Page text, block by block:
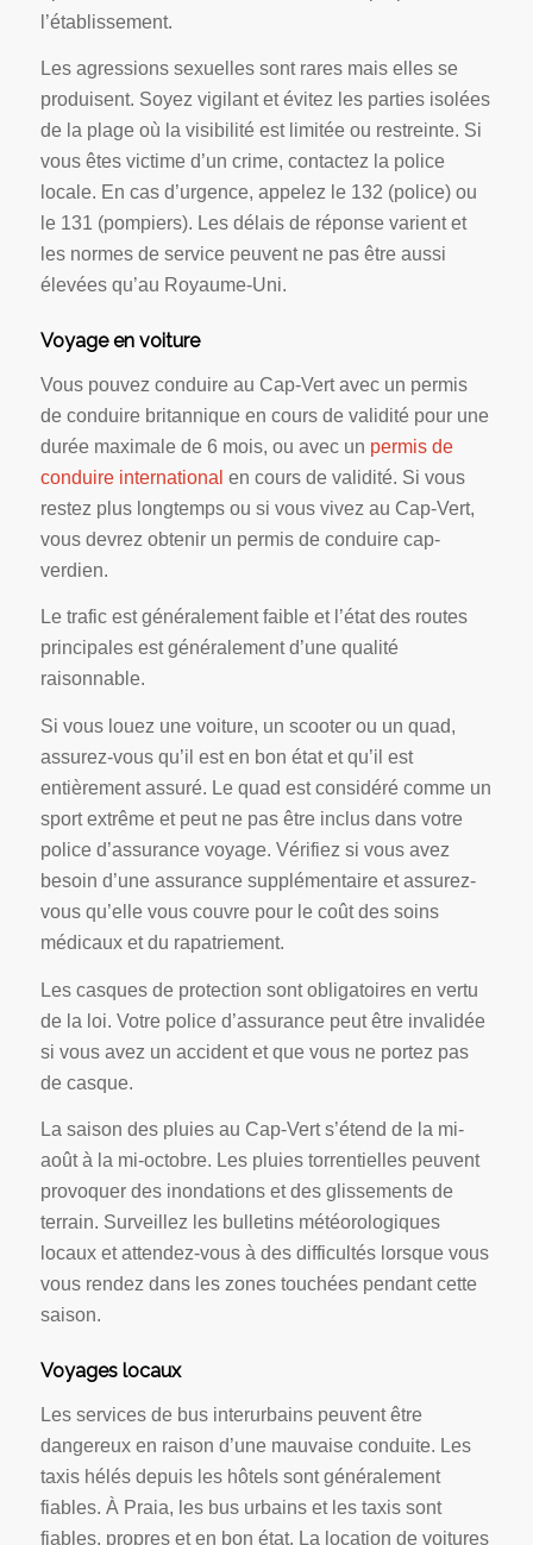
l’établissement.
Les agressions sexuelles sont rares mais elles se
produisent. Soyez vigilant et évitez les parties isolées
de la plage où la visibilité est limitée ou restreinte. Si
vous êtes victime d’un crime, contactez la police
locale. En cas d’urgence, appelez le 132 (police) ou
le 131 (pompiers). Les délais de réponse varient et
les normes de service peuvent ne pas être aussi
élevées qu’au Royaume-Uni.
Voyage en voiture
Vous pouvez conduire au Cap-Vert avec un permis
de conduire britannique en cours de validité pour une
durée maximale de 6 mois, ou avec un permis de
conduire international en cours de validité. Si vous
restez plus longtemps ou si vous vivez au Cap-Vert,
vous devrez obtenir un permis de conduire cap-
verdien.
Le trafic est généralement faible et l’état des routes
principales est généralement d’une qualité
raisonnable.
Si vous louez une voiture, un scooter ou un quad,
assurez-vous qu’il est en bon état et qu’il est
entièrement assuré. Le quad est considéré comme un
sport extrême et peut ne pas être inclus dans votre
police d’assurance voyage. Vérifiez si vous avez
besoin d’une assurance supplémentaire et assurez-
vous qu’elle vous couvre pour le coût des soins
médicaux et du rapatriement.
Les casques de protection sont obligatoires en vertu
de la loi. Votre police d’assurance peut être invalidée
si vous avez un accident et que vous ne portez pas
de casque.
La saison des pluies au Cap-Vert s’étend de la mi-
août à la mi-octobre. Les pluies torrentielles peuvent
provoquer des inondations et des glissements de
terrain. Surveillez les bulletins météorologiques
locaux et attendez-vous à des difficultés lorsque vous
vous rendez dans les zones touchées pendant cette
saison.
Voyages locaux
Les services de bus interurbains peuvent être
dangereux en raison d’une mauvaise conduite. Les
taxis hélés depuis les hôtels sont généralement
fiables. À Praia, les bus urbains et les taxis sont
fiables, propres et en bon état. La location de voitures